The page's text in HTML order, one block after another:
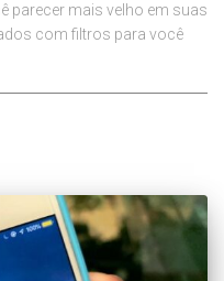
parecer mais velho em suas
com filtros para você